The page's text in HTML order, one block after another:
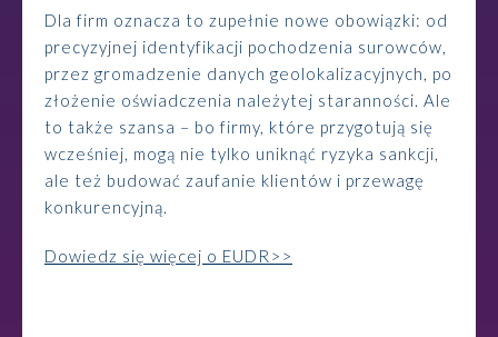
Dla firm oznacza to zupełnie nowe obowiązki: od
precyzyjnej identyfikacji pochodzenia surowców,
przez gromadzenie danych geolokalizacyjnych, po
złożenie oświadczenia należytej staranności. Ale
to także szansa – bo firmy, które przygotują się
wcześniej, mogą nie tylko uniknąć ryzyka sankcji,
ale też budować zaufanie klientów i przewagę
konkurencyjną.
Dowiedz się więcej o EUDR>>